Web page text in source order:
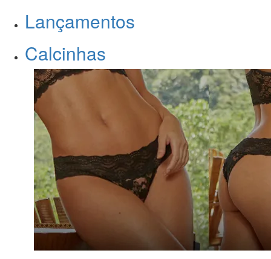
Lançamentos
Calcinhas